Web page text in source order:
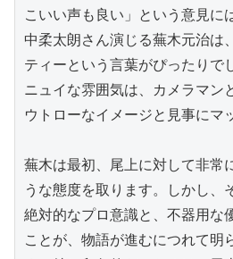
こいい声も良い」という意見に
中柔太朗さん演じる蕪木元治は
ティーという言葉がぴったりで
ニュイな雰囲気は、カメラマン
ウトローなイメージと見事にマ
蕪木は最初、尾上に対して非常
うな態度を取ります。しかし、
絶対的なプロ意識と、不器用な
ことが、物語が進むにつれて明